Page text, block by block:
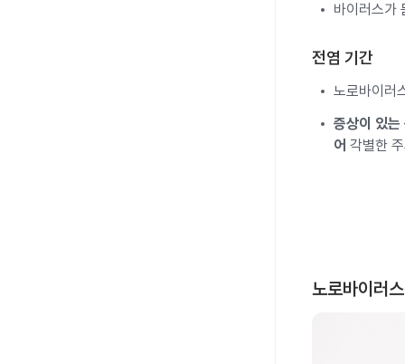
바이러스가
전염 기간
노로바이러
증상이 있
어 각별한
노로바이러